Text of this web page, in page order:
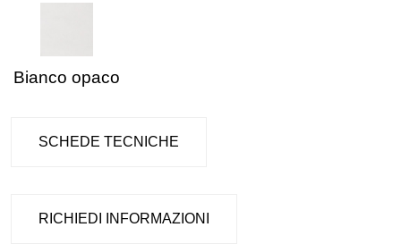
Bianco opaco
SCHEDE TECNICHE
RICHIEDI INFORMAZIONI